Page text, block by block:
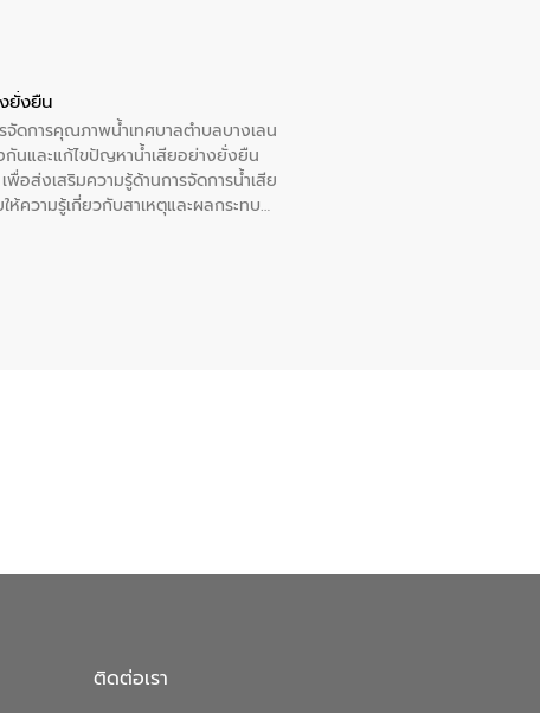
ยั่งยืน
ดการคุณภาพน้ำเทศบาลตำบลบางเลน
กันและแก้ไขปัญหาน้ำเสียอย่างยั่งยืน
อส่งเสริมความรู้ด้านการจัดการน้ำเสีย
ความรู้เกี่ยวกับสาเหตุและผลกระทบ
บาลตำบลบางเลน จังหวัดนครปฐม
ติดต่อเรา